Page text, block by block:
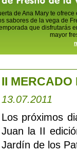
de Ana Mary te
sabores de la vega de
que disfrutarás
mayor
II MERCADO
13.07.2011
Los próximos
Juan la II
Jardín de los